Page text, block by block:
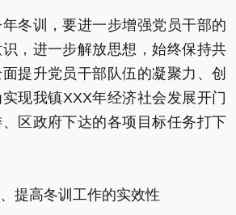
训，要进一步增强党员干部的
，进一步解放思想，始终保持共
提升党员干部队伍的凝聚力、创
现我镇XXX年经济社会发展开门
区政府下达的各项目标任务打下
高冬训工作的实效性